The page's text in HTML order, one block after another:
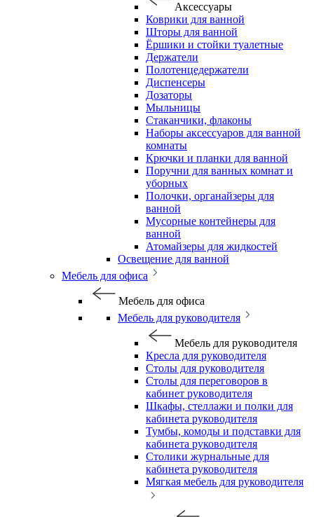
Аксессуары
Коврики для ванной
Шторы для ванной
Ёршики и стойки туалетные
Держатели
Полотенцедержатели
Диспенсеры
Дозаторы
Мыльницы
Стаканчики, флаконы
Наборы аксессуаров для ванной
комнаты
Крючки и планки для ванной
Поручни для ванных комнат и
уборных
Полочки, органайзеры для
ванной
Мусорные контейнеры для
ванной
Атомайзеры для жидкостей
Освещение для ванной
Мебель для офиса
Мебель для офиса
Мебель для руководителя
Мебель для руководителя
Кресла для руководителя
Столы для руководителя
Столы для переговоров в
кабинет руководителя
Шкафы, стеллажи и полки для
кабинета руководителя
Тумбы, комоды и подставки для
кабинета руководителя
Столики журнальные для
кабинета руководителя
Мягкая мебель для руководителя